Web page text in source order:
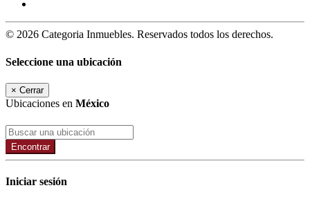
© 2026 Categoria Inmuebles. Reservados todos los derechos.
Seleccione una ubicación
× Cerrar
Ubicaciones en México
Encontrar
Iniciar sesión